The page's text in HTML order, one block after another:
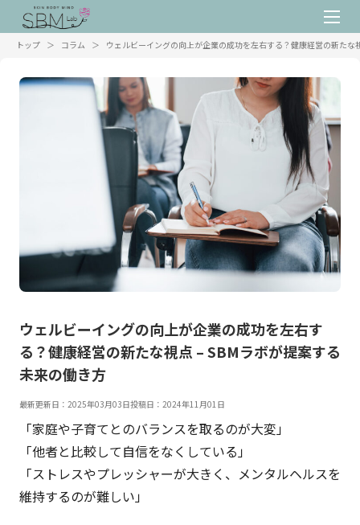
トップ ＞ コラム ＞ ウェルビーイングの向上が企業の成功を左右する？健康経営の新たな
ウェルビーイングの向上が企業の成功を左右す
る？健康経営の新たな視点 – SBMラボが提案する
未来の働き方
最新更新日：2025年03月03日投稿日：2024年11月01日
「家庭や子育てとのバランスを取るのが大変」
「他者と比較して自信をなくしている」
「ストレスやプレッシャーが大きく、メンタルヘルスを
維持するのが難しい」